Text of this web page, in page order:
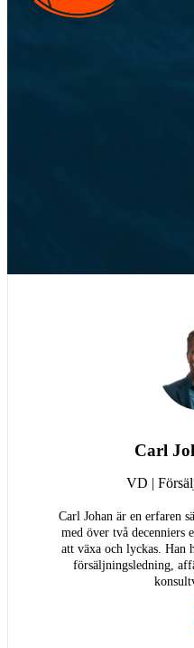
Carl
VD |
Carl Johan är en erfaren
med över två decenniers
att växa och lyckas. Han
försäljningsledning,